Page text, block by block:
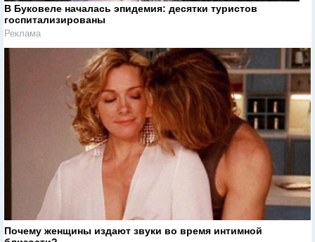
В Буковеле началась эпидемия: десятки туристов
госпитализированы
Реклама
Почему женщины издают звуки во время интимной